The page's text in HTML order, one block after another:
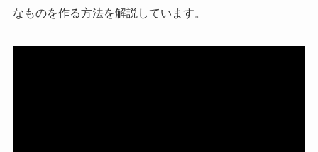
なものを作る方法を解説しています。